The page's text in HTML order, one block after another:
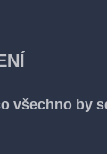
všechno by